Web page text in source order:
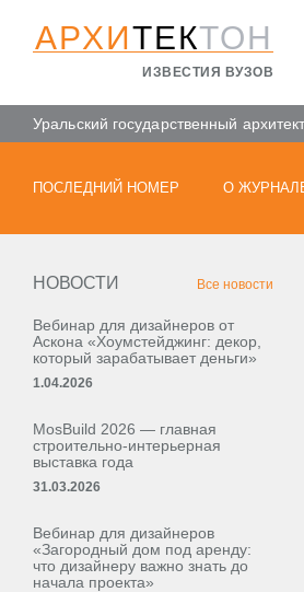
АРХИТЕКТОН
ИЗВЕСТИЯ ВУЗОВ
Уральский государственный
ПОСЛЕДНИЙ НОМЕР О
НОВОСТИ Все новости
Вебинар для дизайнеров от
Аскона «Хоумстейджинг: декор,
который зарабатывает деньги»
1.04.2026
MosBuild 2026 — главная
строительно-интерьерная
выставка года
31.03.2026
Вебинар для дизайнеров
«Загородный дом под аренду:
что дизайнеру важно знать до
начала проекта»